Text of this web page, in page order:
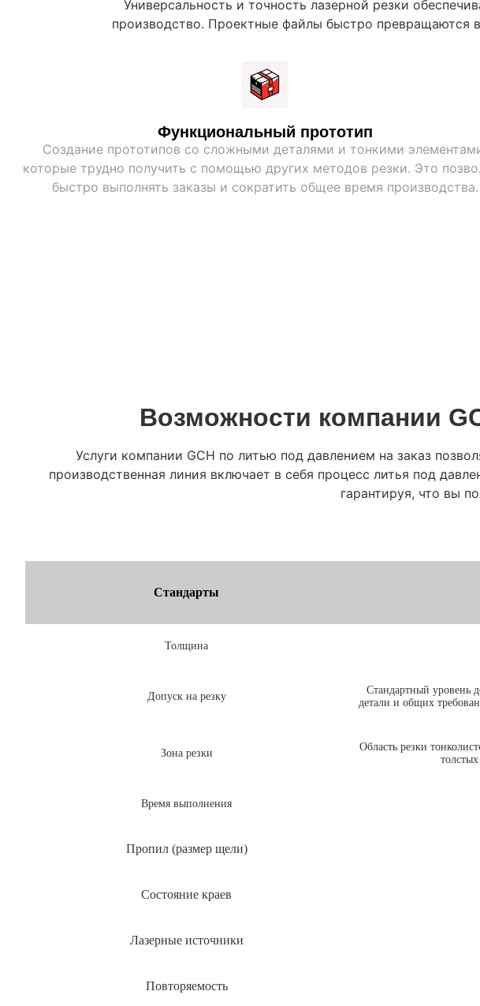
Универсальность и точность лазерной резки
производство. Проектные файлы быстро превращаются
Функциональный прототип
Создание прототипов со сложными деталями и тонкими
которые трудно получить с помощью других методов резки. Это
быстро выполнять заказы и сократить общее время производства.
Возможности компании
Услуги компании GCH по литью под давлением на заказ
производственная линия включает в себя процесс литья под
гарантируя, что вы
Стандарты
Толщина
Допуск на резку
Стандартный уровень
детали и общих
Зона резки
Область резки
Время выполнения
Пропил (размер щели)
Состояние краев
Лазерные источники
Повторяемость